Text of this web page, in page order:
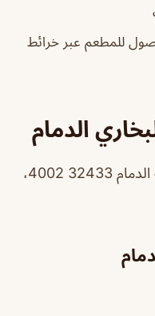
للمطعم عبر خرائط
الدمام
8671 عمر بن عبد العزيز المحمدية الدمام 32433 4002،